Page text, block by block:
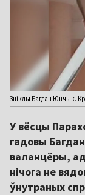
Зніклы Багдан Юнчык.
У вёсцы
гадовы
валанцёры,
нічога не
ўнутраных